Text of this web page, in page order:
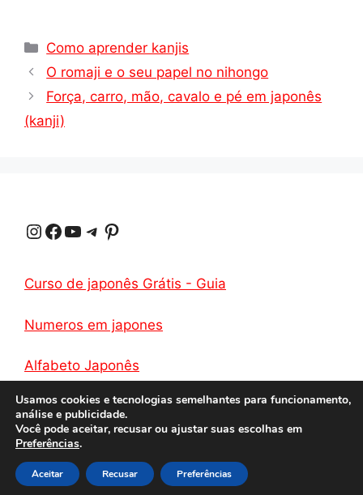
a
t
s
l
e
n
t
c
e y r
Categorias
Como aprender kanjis
O romaji e o seu papel no nihongo
Força, carro, mão, cavalo e pé em japonês
(kanji)
Instagram Facebook Youtube Telegrama Pinterest
Curso de japonês Grátis - Guia
Numeros em japones
Alfabeto Japonês
© 2026 Como Aprender Japonês
Usamos cookies e tecnologias semelhantes para funcionamento,
análise e publicidade.
Você pode aceitar, recusar ou ajustar suas escolhas em
Preferências.
Aceitar Recusar Preferências